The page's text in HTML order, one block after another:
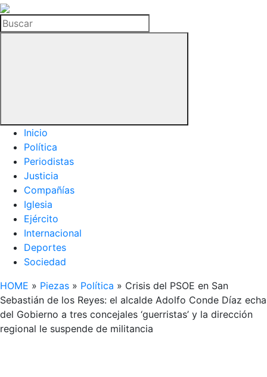
La
Hemeroteca
del
Buscar
Inicio
Política
Periodistas
Justicia
Compañías
Iglesia
Ejército
Internacional
Deportes
Sociedad
HOME » Piezas » Política » Crisis del PSOE en San
Sebastián de los Reyes: el alcalde Adolfo Conde Díaz echa
del Gobierno a tres concejales ‘guerristas’ y la dirección
regional le suspende de militancia